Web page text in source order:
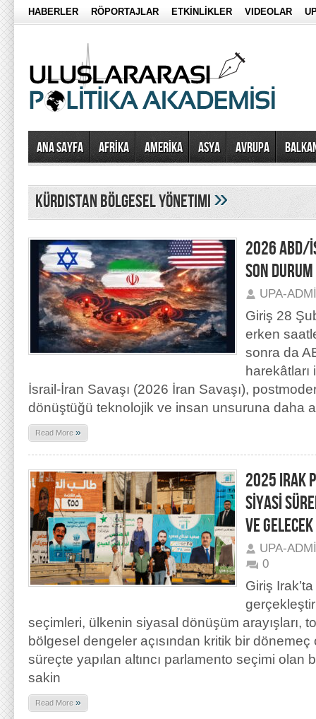
HABERLER RÖPORTAJLAR ETKİNLİKLER VIDEOLAR
Ana Sayfa AFRİKA AMERİKA ASYA AVRUPA
kürdistan bölgesel yönetimi»
2026 ABD/
SON DURUM
UPA-
Giriş 28
erken
sonra da
İsrail-İran Savaşı (2026 İran Savaşı),
dönüştüğü teknolojik ve insan unsuruna daha
Read More »
2025 IRAK
SİYASİ
VE
UPA-
0
Giriş
seçimleri, ülkenin siyasal dönüşüm arayışları,
bölgesel dengeler açısından kritik bir
süreçte yapılan altıncı parlamento seçimi olan
sakin
Read More »